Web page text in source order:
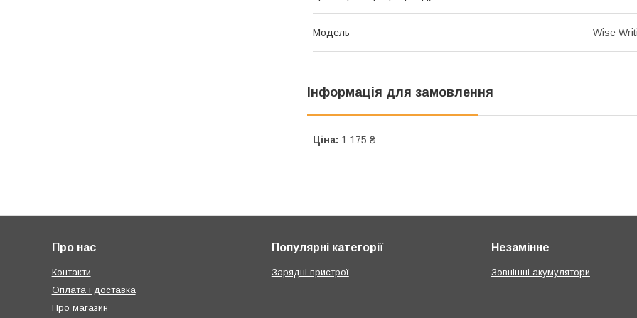
Мoдель Wise
Інформація для замовлення
Ціна: 1 175 ₴
Про нас
Контакти
Оплата і доставка
Про магазин
Популярні категорії
Зарядні пристрої
Незамінне
Зовнішні акумулятори